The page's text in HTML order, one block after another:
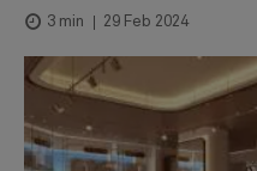
3 min 29 Feb 2024